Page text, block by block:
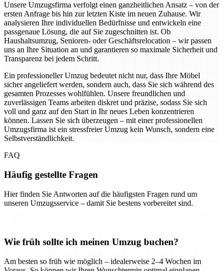
Unsere Umzugsfirma verfolgt einen ganzheitlichen Ansatz – von der
ersten Anfrage bis hin zur letzten Kiste im neuen Zuhause. Wir
analysieren Ihre individuellen Bedürfnisse und entwickeln eine
passgenaue Lösung, die auf Sie zugeschnitten ist. Ob
Haushaltsumzug, Senioren- oder Geschäftsrelocation – wir passen
uns an Ihre Situation an und garantieren so maximale Sicherheit und
Transparenz bei jedem Schritt.
Ein professioneller Umzug bedeutet nicht nur, dass Ihre Möbel
sicher angeliefert werden, sondern auch, dass Sie sich während des
gesamten Prozesses wohlfühlen. Unsere freundlichen und
zuverlässigen Teams arbeiten diskret und präzise, sodass Sie sich
voll und ganz auf den Start in Ihr neues Leben konzentrieren
können. Lassen Sie sich überzeugen – mit einer professionellen
Umzugsfirma ist ein stressfreier Umzug kein Wunsch, sondern eine
Selbstverständlichkeit.
FAQ
Häufig gestellte Fragen
Hier finden Sie Antworten auf die häufigsten Fragen rund um
unseren Umzugsservice – damit Sie bestens vorbereitet sind.
Wie früh sollte ich meinen Umzug buchen?
Am besten so früh wie möglich – idealerweise 2–4 Wochen im